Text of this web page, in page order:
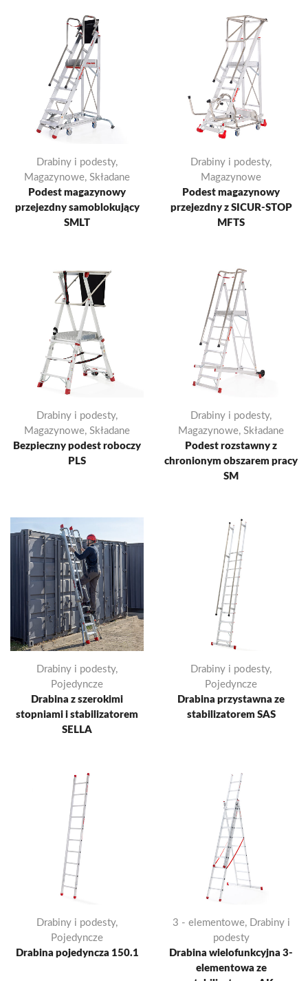
Drabiny i podesty,
Magazynowe, Składane
Podest magazynowy
przejezdny samoblokujący
SMLT
Drabiny i podesty,
Magazynowe
Podest magazynowy
przejezdny z SICUR-STOP
MFTS
Drabiny i podesty,
Magazynowe, Składane
Bezpieczny podest roboczy
PLS
Drabiny i podesty,
Magazynowe, Składane
Podest rozstawny z
chronionym obszarem pracy
SM
Drabiny i podesty,
Pojedyncze
Drabina z szerokimi
stopniami i stabilizatorem
SELLA
Drabiny i podesty,
Pojedyncze
Drabina przystawna ze
stabilizatorem SAS
Drabiny i podesty,
Pojedyncze
Drabina pojedyncza 150.1
3 - elementowe, Drabiny i
podesty
Drabina wielofunkcyjna 3-
elementowa ze